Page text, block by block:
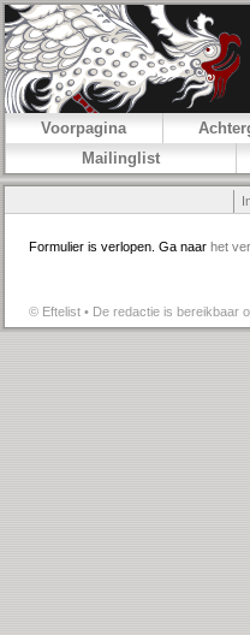
Voorpagina
Mailinglist
Formulier is verlopen. Ga naar het
© Eftelist • De redactie is bereikbaar